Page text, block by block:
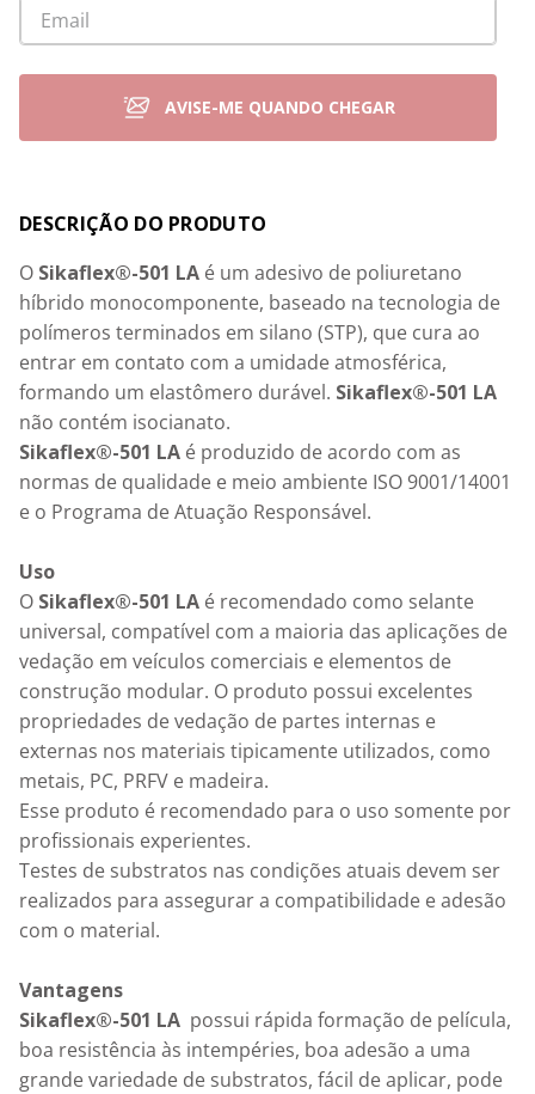
Detalhes
O Sikaflex®-501 LA é um adesivo de poliuretano
híbrido monocomponente, baseado na tecnologia de
polímeros terminados em silano (STP), que cura ao
entrar em contato com a umidade atmosférica,
formando um elastômero durável. Sikaflex®-501 LA
Sikaflex®-501 LA é produzido de acordo com as
normas de qualidade e meio ambiente ISO 9001/14001
e o Programa de Atuação Responsável.
Uso
O Sikaflex®-501 LA é recomendado como selante
universal, compatível com a maioria das aplicações de
vedação em veículos comerciais e elementos de
construção modular. O produto possui excelentes
propriedades de vedação de partes internas e
externas nos materiais tipicamente utilizados, como
metais, PC, PRFV e madeira.
Esse produto é recomendado para o uso somente por
profissionais experientes.
Testes de substratos nas condições atuais devem ser
realizados para assegurar a compatibilidade e adesão
com o material.
Vantagens
Sikaflex®-501 LA
  possui rápida formação de película,
boa resistência às intempéries, boa adesão a uma
grande variedade de substratos, fácil de aplicar, pode